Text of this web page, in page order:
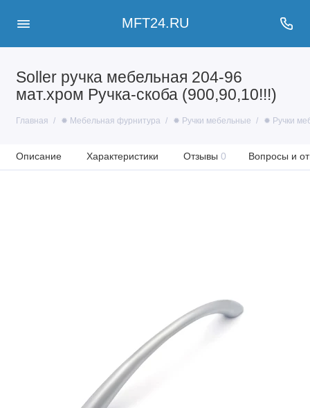
MFT24.RU
Soller ручка мебельная 204-96
мат.хром Ручка-скоба (900,90,10!!!)
Главная ✹ Мебельная фурнитура ✹ Ручки мебельные ✹ Ручки
Описание Характеристики Отзывы 0 Вопросы и